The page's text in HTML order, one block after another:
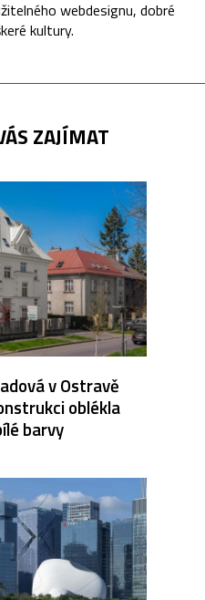
webdesignu, dobré
kultury.
ZAJÍMAT
v Ostravě
oblékla
barvy